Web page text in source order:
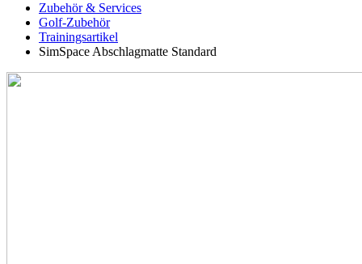
Zubehör & Services
Golf-Zubehör
Trainingsartikel
SimSpace Abschlagmatte Standard